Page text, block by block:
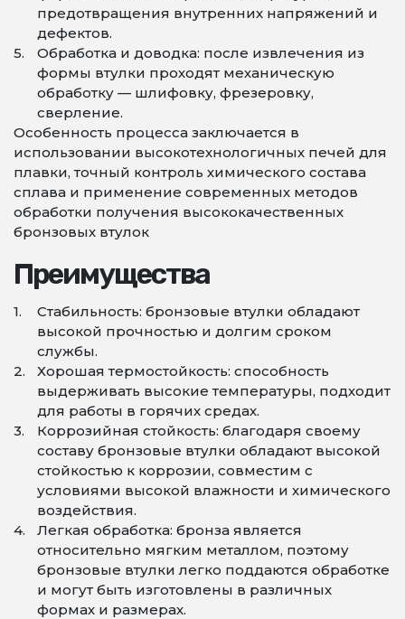
предотвращения внутренних напряжений и
дефектов.
Обработка и доводка: после извлечения из
формы втулки проходят механическую
обработку — шлифовку, фрезеровку,
сверление.
Особенность процесса заключается в
использовании высокотехнологичных печей для
плавки, точный контроль химического состава
сплава и применение современных методов
обработки получения высококачественных
бронзовых втулок
Преимущества
Стабильность: бронзовые втулки обладают
высокой прочностью и долгим сроком
службы.
Хорошая термостойкость: способность
выдерживать высокие температуры, подходит
для работы в горячих средах.
Коррозийная стойкость: благодаря своему
составу бронзовые втулки обладают высокой
стойкостью к коррозии, совместим с
условиями высокой влажности и химического
воздействия.
Легкая обработка: бронза является
относительно мягким металлом, поэтому
бронзовые втулки легко поддаются обработке
и могут быть изготовлены в различных
формах и размерах.